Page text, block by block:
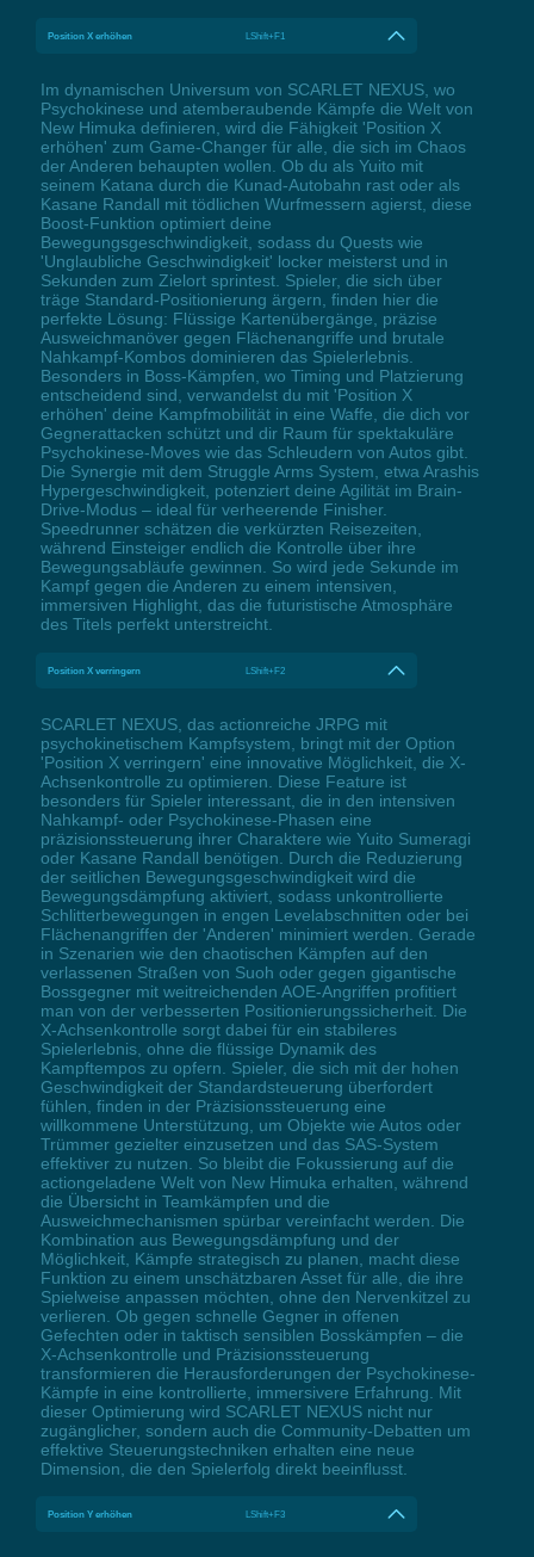
Position X erhöhen LShift+F1
Im dynamischen Universum von SCARLET NEXUS, wo
Psychokinese und atemberaubende Kämpfe die Welt von
New Himuka definieren, wird die Fähigkeit 'Position X
erhöhen' zum Game-Changer für alle, die sich im Chaos
der Anderen behaupten wollen. Ob du als Yuito mit
seinem Katana durch die Kunad-Autobahn rast oder als
Kasane Randall mit tödlichen Wurfmessern agierst, diese
Boost-Funktion optimiert deine
Bewegungsgeschwindigkeit, sodass du Quests wie
'Unglaubliche Geschwindigkeit' locker meisterst und in
Sekunden zum Zielort sprintest. Spieler, die sich über
träge Standard-Positionierung ärgern, finden hier die
perfekte Lösung: Flüssige Kartenübergänge, präzise
Ausweichmanöver gegen Flächenangriffe und brutale
Nahkampf-Kombos dominieren das Spielerlebnis.
Besonders in Boss-Kämpfen, wo Timing und Platzierung
entscheidend sind, verwandelst du mit 'Position X
erhöhen' deine Kampfmobilität in eine Waffe, die dich vor
Gegnerattacken schützt und dir Raum für spektakuläre
Psychokinese-Moves wie das Schleudern von Autos gibt.
Die Synergie mit dem Struggle Arms System, etwa Arashis
Hypergeschwindigkeit, potenziert deine Agilität im Brain-
Drive-Modus – ideal für verheerende Finisher.
Speedrunner schätzen die verkürzten Reisezeiten,
während Einsteiger endlich die Kontrolle über ihre
Bewegungsabläufe gewinnen. So wird jede Sekunde im
Kampf gegen die Anderen zu einem intensiven,
immersiven Highlight, das die futuristische Atmosphäre
des Titels perfekt unterstreicht.
Position X verringern LShift+F2
SCARLET NEXUS, das actionreiche JRPG mit
psychokinetischem Kampfsystem, bringt mit der Option
'Position X verringern' eine innovative Möglichkeit, die X-
Achsenkontrolle zu optimieren. Diese Feature ist
besonders für Spieler interessant, die in den intensiven
Nahkampf- oder Psychokinese-Phasen eine
präzisionssteuerung ihrer Charaktere wie Yuito Sumeragi
oder Kasane Randall benötigen. Durch die Reduzierung
der seitlichen Bewegungsgeschwindigkeit wird die
Bewegungsdämpfung aktiviert, sodass unkontrollierte
Schlitterbewegungen in engen Levelabschnitten oder bei
Flächenangriffen der 'Anderen' minimiert werden. Gerade
in Szenarien wie den chaotischen Kämpfen auf den
verlassenen Straßen von Suoh oder gegen gigantische
Bossgegner mit weitreichenden AOE-Angriffen profitiert
man von der verbesserten Positionierungssicherheit. Die
X-Achsenkontrolle sorgt dabei für ein stabileres
Spielerlebnis, ohne die flüssige Dynamik des
Kampftempos zu opfern. Spieler, die sich mit der hohen
Geschwindigkeit der Standardsteuerung überfordert
fühlen, finden in der Präzisionssteuerung eine
willkommene Unterstützung, um Objekte wie Autos oder
Trümmer gezielter einzusetzen und das SAS-System
effektiver zu nutzen. So bleibt die Fokussierung auf die
actiongeladene Welt von New Himuka erhalten, während
die Übersicht in Teamkämpfen und die
Ausweichmechanismen spürbar vereinfacht werden. Die
Kombination aus Bewegungsdämpfung und der
Möglichkeit, Kämpfe strategisch zu planen, macht diese
Funktion zu einem unschätzbaren Asset für alle, die ihre
Spielweise anpassen möchten, ohne den Nervenkitzel zu
verlieren. Ob gegen schnelle Gegner in offenen
Gefechten oder in taktisch sensiblen Bosskämpfen – die
X-Achsenkontrolle und Präzisionssteuerung
transformieren die Herausforderungen der Psychokinese-
Kämpfe in eine kontrollierte, immersivere Erfahrung. Mit
dieser Optimierung wird SCARLET NEXUS nicht nur
zugänglicher, sondern auch die Community-Debatten um
effektive Steuerungstechniken erhalten eine neue
Dimension, die den Spielerfolg direkt beeinflusst.
Position Y erhöhen LShift+F3